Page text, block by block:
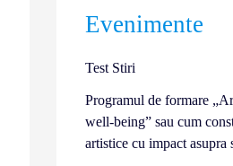
Evenimente
Test Stiri
Programul de formare
well-being” sau cum
artistice cu impact asupra